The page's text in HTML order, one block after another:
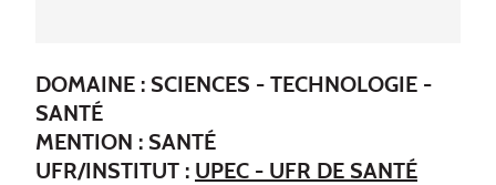
DOMAINE : SCIENCES - TECHNOLOGIE -
SANTÉ
MENTION : SANTÉ
UFR/INSTITUT : UPEC - UFR DE SANTÉ